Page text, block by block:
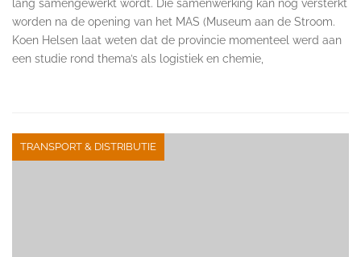
lang samengewerkt wordt. Die samenwerking kan nog versterkt
worden na de opening van het MAS (Museum aan de Stroom.
Koen Helsen laat weten dat de provincie momenteel werd aan
een studie rond thema’s als logistiek en chemie,
TRANSPORT & DISTRIBUTIE